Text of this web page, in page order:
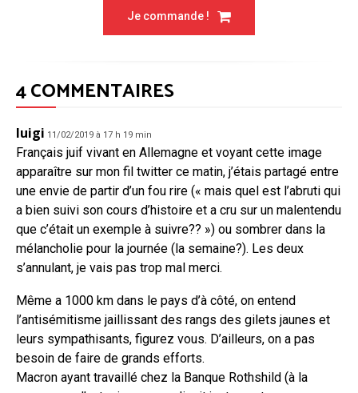
Je commande !
4 COMMENTAIRES
luigi 11/02/2019 à 17 h 19 min
Français juif vivant en Allemagne et voyant cette image
apparaître sur mon fil twitter ce matin, j’étais partagé entre
une envie de partir d’un fou rire (« mais quel est l’abruti qui
a bien suivi son cours d’histoire et a cru sur un malentendu
que c’était un exemple à suivre?? ») ou sombrer dans la
mélancholie pour la journée (la semaine?). Les deux
s’annulant, je vais pas trop mal merci.
Même a 1000 km dans le pays d’à côté, on entend
l’antisémitisme jaillissant des rangs des gilets jaunes et
leurs sympathisants, figurez vous. D’ailleurs, on a pas
besoin de faire de grands efforts.
Macron ayant travaillé chez la Banque Rothshild (à la